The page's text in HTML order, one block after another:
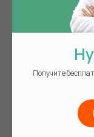
Получите
тесты?